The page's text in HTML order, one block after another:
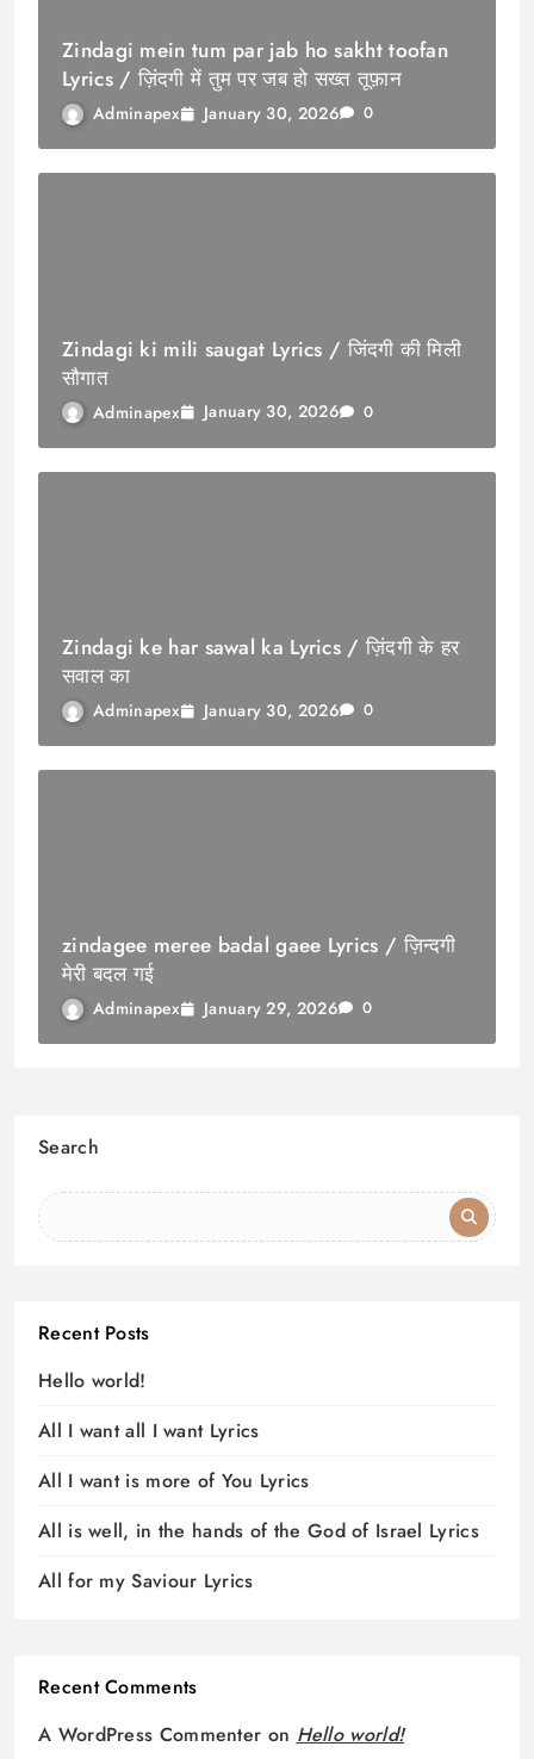
Zindagi mein tum par jab ho sakht toofan
Lyrics / ज़िंदगी में तुम पर जब हो सख्त तूफ़ान
Adminapex January 30, 2026 0
Zindagi ki mili saugat Lyrics / जिंदगी की मिली
सौगात
Adminapex January 30, 2026 0
Zindagi ke har sawal ka Lyrics / ज़िंदगी के हर
सवाल का
Adminapex January 30, 2026 0
zindagee meree badal gaee Lyrics / ज़िन्दगी
मेरी बदल गई
Adminapex January 29, 2026 0
Search
Recent Posts
Hello world!
All I want all I want Lyrics
All I want is more of You Lyrics
All is well, in the hands of the God of Israel Lyrics
All for my Saviour Lyrics
Recent Comments
A WordPress Commenter on Hello world!